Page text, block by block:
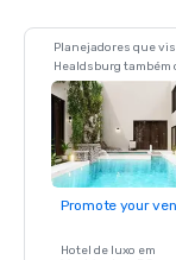
Planejadores que
Healdsburg também
Promote your
Hotel de luxo em